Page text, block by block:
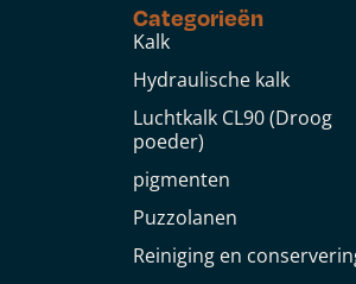
Categorieën
Kalk
Hydraulische kalk
Luchtkalk CL90 (Droog
poeder)
pigmenten
Puzzolanen
Reiniging en